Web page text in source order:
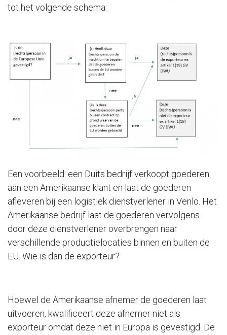
tot het volgende schema:
Een voorbeeld: een Duits bedrijf verkoopt goederen
aan een Amerikaanse klant en laat de goederen
afleveren bij een logistiek dienstverlener in Venlo. Het
Amerikaanse bedrijf laat de goederen vervolgens
door deze dienstverlener overbrengen naar
verschillende productielocaties binnen en buiten de
EU. Wie is dan de exporteur?
Hoewel de Amerikaanse afnemer de goederen laat
uitvoeren, kwalificeert deze afnemer niet als
exporteur omdat deze niet in Europa is gevestigd. De